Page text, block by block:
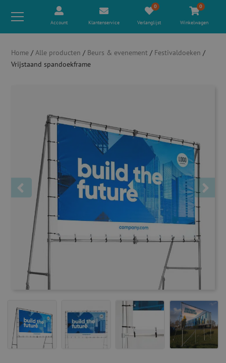
Account Klantenservice
0
Verlanglijst
0
Winkelwagen
Home / Alle producten / Beurs & evenement / Festivaldoeken /
Vrijstaand spandoekframe